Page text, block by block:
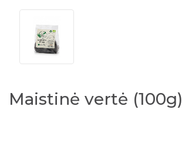
Maistinė vertė (100g)